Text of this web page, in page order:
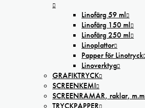
Linofärg 59 ml
Linofärg 150 ml
Linofärg 250 ml
Linoplattor
Papper för Linotryck
Linoverktyg
GRAFIKTRYCK
SCREENKEMI
SCREENRAMAR, raklar, m.m
TRYCKPAPPER